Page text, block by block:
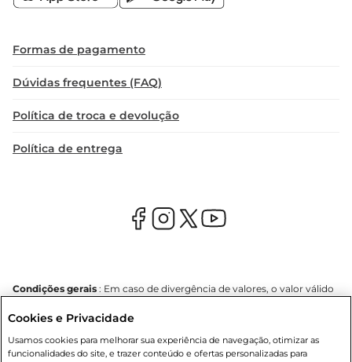
Formas de pagamento
Dúvidas frequentes (FAQ)
Política de troca e devolução
Política de entrega
Condições gerais : Em caso de divergência de valores, o valor válido
confirmação de estoque. Compras podem ser canceladas em caso
número de clientes as nossas promoções, a compra de produtos
com preços promocionais poderá ter sua quantidade limitada por
Cookies e Privacidade
Usamos cookies para melhorar sua experiência de navegação, otimizar as
funcionalidades do site, e trazer conteúdo e ofertas personalizadas para